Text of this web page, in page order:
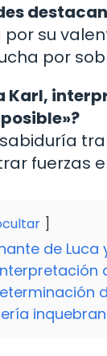
por su
por
Karl,
fuerzas
de Luca